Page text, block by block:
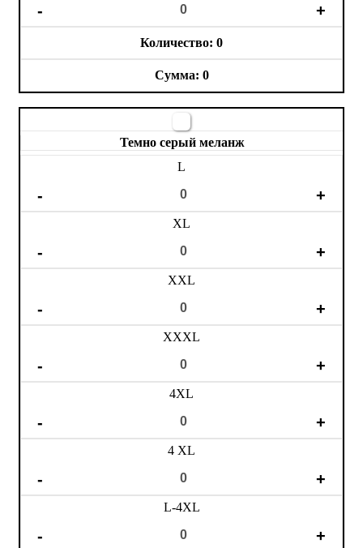
0
0
Темно серый меланж
L-4XL
XXXL
XL
L
4XL
XXL
4 XL